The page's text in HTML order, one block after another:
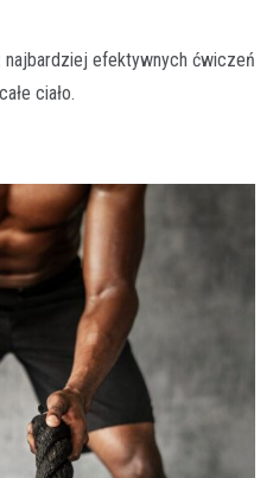
efektywnych ćwiczeń
ciało.